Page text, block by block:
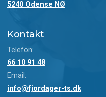
5240 Odense NØ
Kontakt
Telefon:
66 10 91 48
Email:
info@fjordager-ts.dk